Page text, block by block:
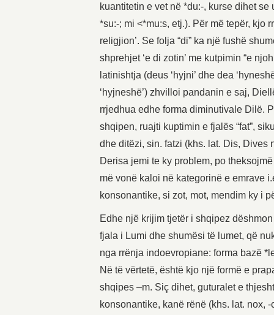
kuantitetin e vet në *du:-, kurse dihet
*su:-; mi <*mu:s, etj.). Për më tepër, kjo
religjion’. Se folja “di” ka një fushë
shprehjet ‘e di zotin’ me kutpimin “e
latinishtja (deus ‘hyjni’ dhe dea
‘hyjneshë’) zhvilloi pandanin e saj,
rrjedhua edhe forma diminutivale Dilë.
shqipen, ruajti kuptimin e fjalës “fat”,
dhe ditëzi, sin. fatzi (khs. lat. Dis, Dives
Derisa jemi te ky problem, po
më vonë kaloi në kategorinë e emrave
konsonantike, si zot, mot, mendim ky i
Edhe një krijim tjetër i shqipez
fjala i Lumi dhe shumësi të lumet, që
nga rrënja indoevropiane: forma bazë
Në të vërtetë, është kjo një formë e
shqipes –m. Siç dihet, guturalet e
konsonantike, kanë rënë (khs. lat. nox,